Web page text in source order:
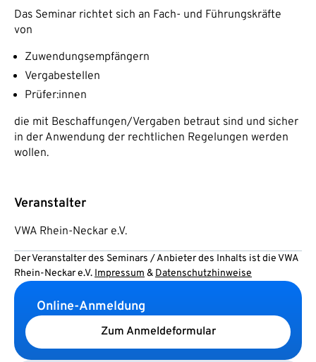
Das Seminar richtet sich an Fach- und Führungskräfte
von
Zuwendungsempfängern
Vergabestellen
Prüfer:innen
die mit Beschaffungen/Vergaben betraut sind und sicher
in der Anwendung der rechtlichen Regelungen werden
wollen.
Veranstalter
VWA Rhein-Neckar e.V.
Der Veranstalter des Seminars / Anbieter des Inhalts ist die VWA
Rhein-Neckar e.V. Impressum & Datenschutzhinweise
Online-Anmeldung
Zum Anmeldeformular